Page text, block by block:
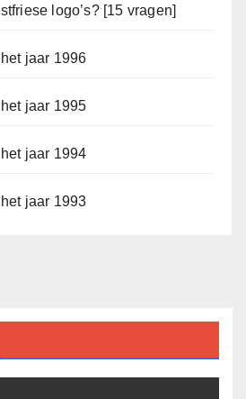
logo’s? [15 vragen]
jaar 1996
jaar 1995
jaar 1994
jaar 1993